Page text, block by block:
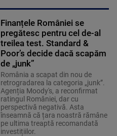
Finanțele României se
pregătesc pentru cel de-al
treilea test. Standard &
Poor’s decide dacă scapăm
de „junk”
România a scapat din nou de
retrogradarea la categoria „junk”.
Agenția Moody's, a reconfirmat
ratingul României, dar cu
perspectivă negativă. Asta
înseamnă că țara noastră rămâne
pe ultima treaptă recomandată
investițiilor.